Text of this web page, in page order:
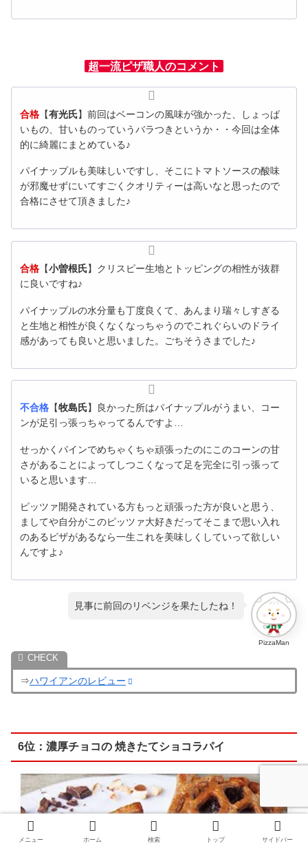
超一流ピザ職人のコメント
合格 【有光氏】前回はベーコンの風味が強かった、しょっぱ
いもの、 甘いものっていうバラつきというか・・ 今回は全体
的に綺麗にまとめている♪
パイナップルも美味しいですし、 そこにトマトソースの酸味
が邪魔せずにいてすごくクオリティーは高いなと思ったので
合格にさせて頂きました♪
合格 【小曽根氏】クリスピー生地とトッピングの相性が抜群
に良いですね♪
パイナップルの水分量も丁度良くて、あんまり瑞々しすぎる
と生地と相性が良くなくなっちゃうのでこれぐらいのドライ
感があっても良いと思いました。ごちそうさまでした♪
不合格 【牧島氏】良かった所はパイナップルがうまい、コー
ンが足引っ張っちゃってるんですよ…
せっかくパインでめちゃくちゃ頑張ったのにこのコーンの甘
さがあることによってしつこくなって足を完全に引っ張って
いると思います…
ピッツァ開発されている方もっと頑張った方が良いと思う、
ましてや自分がこのピッツァ大好きだってそこまで思い入れ
のあるピザがあるなら一生これを美味しくしていって欲しい
んですよ♪
PizzaMan
見事に前回のリベンジを果たしたね！
⇒ハワイアンのレビュー
6位：濃厚チョコの 焼きたてショコラパイ
メニュー ホーム 検索 トップ サイドバー